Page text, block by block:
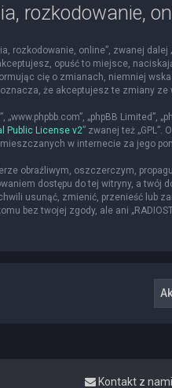
rozkodowanie,
rozkodowanie, online”, zwanej
opuść to miejsce,
cię o zmianach, niemniej
że akceptujesz te zmiany
„www.phpbb.com”, „phpBB
Public License v2” zwanej też
w internecie za jego
obraźliwym, oszczerczym,
dostępu do tej witryny, a twój
usunąć, zmienić, przenieść
bez twojej zgody, ale ani
Kontakt z nami